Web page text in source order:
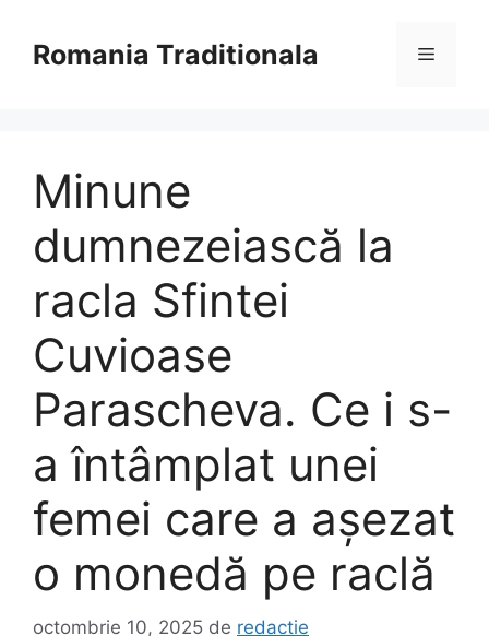
conținutRomania Traditionala Meniu
Minune
dumnezeiască la
racla Sfintei
Cuvioase
Parascheva. Ce i s-
a întâmplat unei
femei care a aşezat
o monedă pe raclă
octombrie 10, 2025 de redactie